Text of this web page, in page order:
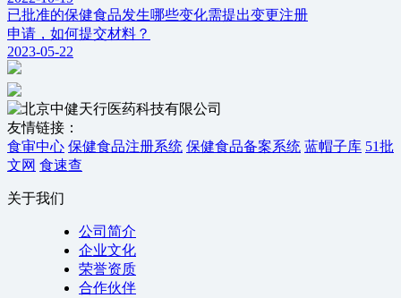
已批准的保健食品发生哪些变化需提出变更注册
申请，如何提交材料？
2023-05-22
友情链接：
食审中心 保健食品注册系统 保健食品备案系统 蓝帽子库 51批
文网 食速查
关于我们
公司简介
企业文化
荣誉资质
合作伙伴